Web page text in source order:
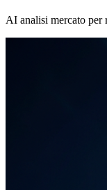
AI analisi mercato per